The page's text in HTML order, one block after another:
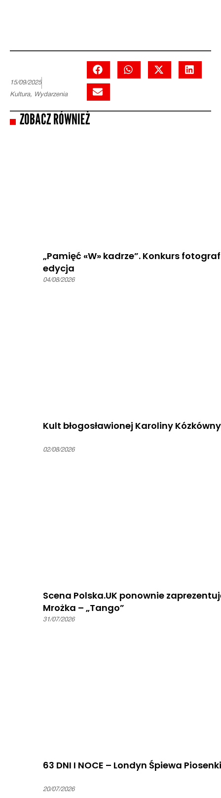
15/09/2025
Kultura, Wydarzenia
ZOBACZ RÓWNIEŻ
„Pamięć «W» kadrze”. Konkurs
edycja
04/08/2026
Kult błogosławionej Karoliny
02/08/2026
Scena Polska.UK ponownie
Mrożka – „Tango”
31/07/2026
63 DNI I NOCE – Londyn Śpiewa
20/07/2026